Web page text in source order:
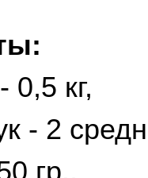
кг,
- 2
гр.,